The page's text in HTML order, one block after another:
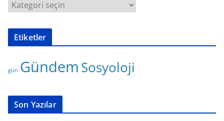
t
e
Etiketler
gün GündemSosyoloji
Son Yazılar